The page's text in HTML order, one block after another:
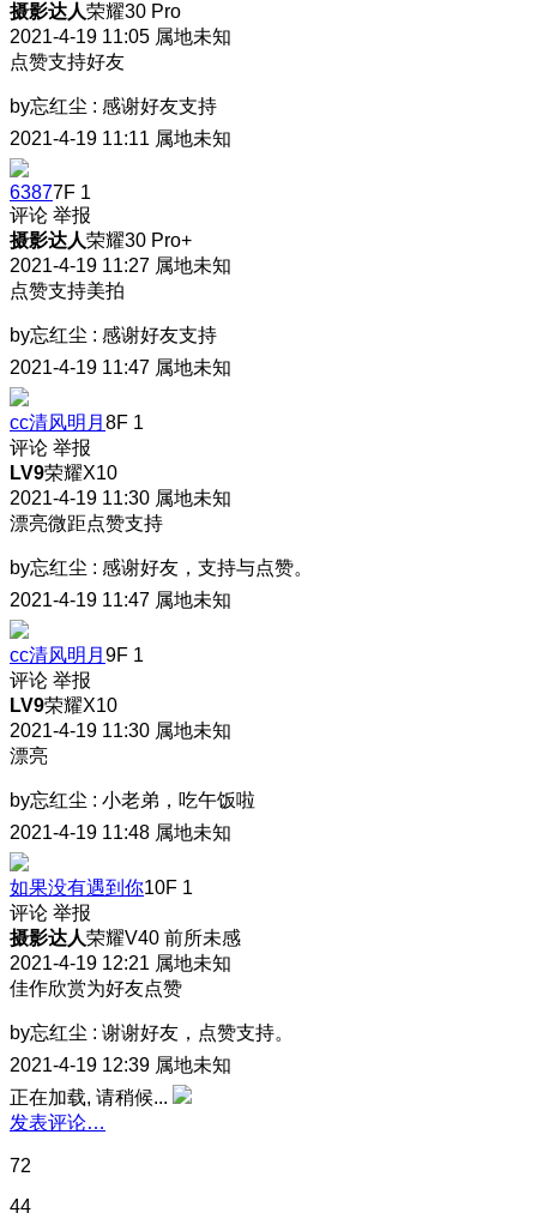
摄影达人荣耀30 Pro
2021-4-19 11:05 属地未知
点赞支持好友
by忘红尘 : 感谢好友支持
2021-4-19 11:11 属地未知
63877F 1
评论 举报
摄影达人荣耀30 Pro+
2021-4-19 11:27 属地未知
点赞支持美拍
by忘红尘 : 感谢好友支持
2021-4-19 11:47 属地未知
cc清风明月 8F 1
评论 举报
LV9荣耀X10
2021-4-19 11:30 属地未知
漂亮微距点赞支持
by忘红尘 : 感谢好友，支持与点赞。
2021-4-19 11:47 属地未知
cc清风明月 9F 1
评论 举报
LV9荣耀X10
2021-4-19 11:30 属地未知
漂亮
by忘红尘 : 小老弟，吃午饭啦
2021-4-19 11:48 属地未知
如果没有遇到你10F 1
评论 举报
摄影达人荣耀V40 前所未感
2021-4-19 12:21 属地未知
佳作欣赏为好友点赞
by忘红尘 : 谢谢好友，点赞支持。
2021-4-19 12:39 属地未知
正在加载, 请稍候...
发表评论…
72
44